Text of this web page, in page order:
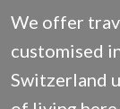
We offer
customised
Switzerland